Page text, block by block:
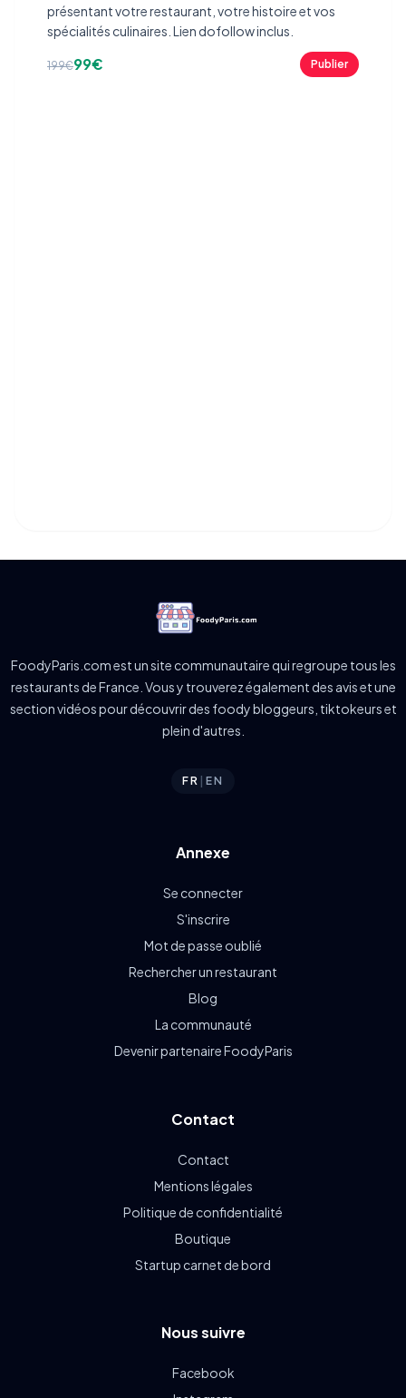
présentant votre restaurant, votre histoire et vos
spécialités culinaires. Lien dofollow inclus.
199€99€ Publier
FoodyParis.com est un site communautaire qui regroupe tous les
restaurants de France. Vous y trouverez également des avis et une
section vidéos pour découvrir des foody bloggeurs, tiktokeurs et
plein d'autres.
FR |EN
Annexe
Se connecter
S'inscrire
Mot de passe oublié
Rechercher un restaurant
Blog
La communauté
Devenir partenaire FoodyParis
Contact
Contact
Mentions légales
Politique de confidentialité
Boutique
Startup carnet de bord
Nous suivre
Facebook